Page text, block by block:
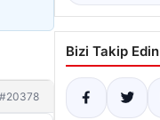
#20378
Bizi Takip Edin